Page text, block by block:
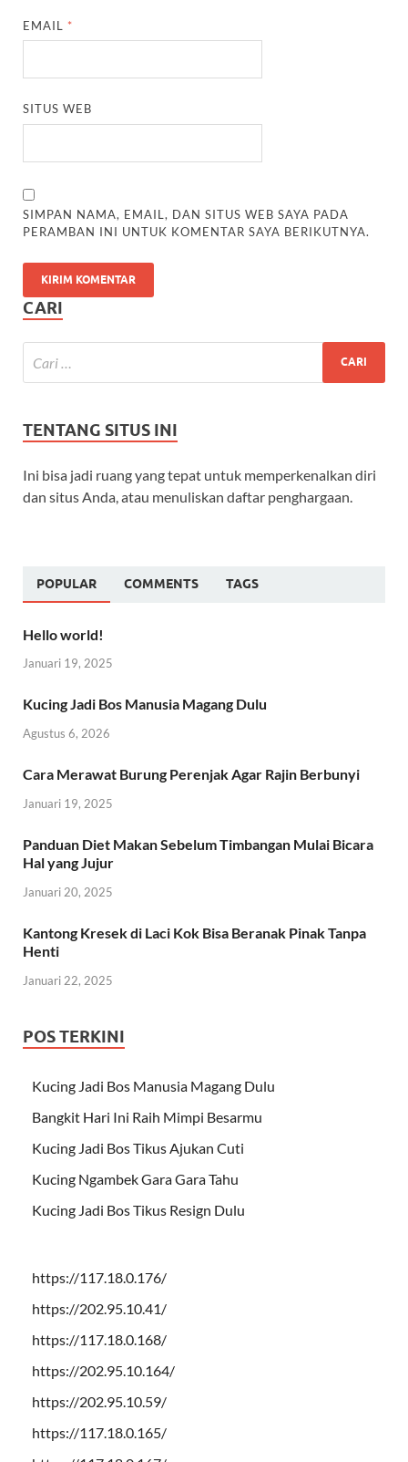
EMAIL *
SITUS WEB
SIMPAN NAMA, EMAIL, DAN SITUS WEB SAYA PADA
PERAMBAN INI UNTUK KOMENTAR SAYA BERIKUTNYA.
CARI
TENTANG SITUS INI
Ini bisa jadi ruang yang tepat untuk memperkenalkan diri
dan situs Anda, atau menuliskan daftar penghargaan.
POPULAR COMMENTS TAGS
Hello world!
Januari 19, 2025
Kucing Jadi Bos Manusia Magang Dulu
Agustus 6, 2026
Cara Merawat Burung Perenjak Agar Rajin Berbunyi
Januari 19, 2025
Panduan Diet Makan Sebelum Timbangan Mulai Bicara
Hal yang Jujur
Januari 20, 2025
Kantong Kresek di Laci Kok Bisa Beranak Pinak Tanpa
Henti
Januari 22, 2025
POS TERKINI
Kucing Jadi Bos Manusia Magang Dulu
Bangkit Hari Ini Raih Mimpi Besarmu
Kucing Jadi Bos Tikus Ajukan Cuti
Kucing Ngambek Gara Gara Tahu
Kucing Jadi Bos Tikus Resign Dulu
https://117.18.0.176/
https://202.95.10.41/
https://117.18.0.168/
https://202.95.10.164/
https://202.95.10.59/
https://117.18.0.165/